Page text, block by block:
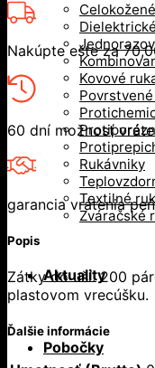
Kovové
Rukávniky
Textilné
Zváračské
Aktuality
Pobočky
Nakúpte ešte za
60 dní možnosť
garancia vrátenia
Popis
Zátky do uší. 200
plastovom vrecúšku.
Ďalšie informácie